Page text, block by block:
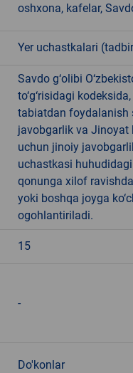
oshxona, kafelar,
Yer uchastkalari
Savdo g‘olibi
to‘g‘risidagi
tabiatdan foydalanish
javobgarlik va Jinoyat
uchun jinoiy
uchastkasi
qonunga xilof
yoki boshqa joyga
ogohlantiriladi.
15
-
Do'konlar